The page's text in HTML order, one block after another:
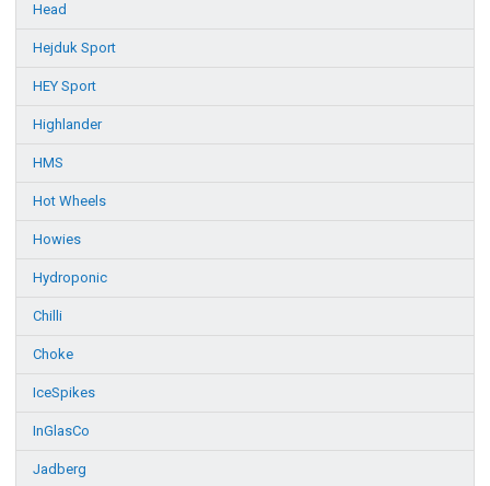
Head
Hejduk Sport
HEY Sport
Highlander
HMS
Hot Wheels
Howies
Hydroponic
Chilli
Choke
IceSpikes
InGlasCo
Jadberg